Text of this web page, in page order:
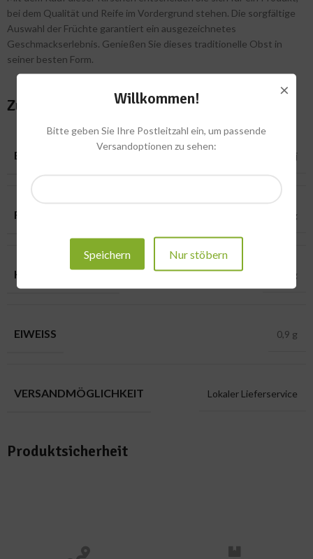
bei dem Qualität und Reife im Vordergrund stehen. Die sorgfältige
Auswahl der Früchte garantiert ein ausgezeichnetes
Geschmackserlebnis. Genießen Sie dieses traditionelle Obst in
seiner besten Form.
Zusätzliche Informationen
BRENNWERT 63 kcal – 264 kj
FETT 0,3 g
KOHLENHYDRATE 13,3 g
EIWEISS 0,9 g
VERSANDMÖGLICHKEIT Lokaler Lieferservice
Produktsicherheit
×
Willkommen!
Bitte geben Sie Ihre Postleitzahl ein, um passende
Versandoptionen zu sehen:
Speichern Nur stöbern